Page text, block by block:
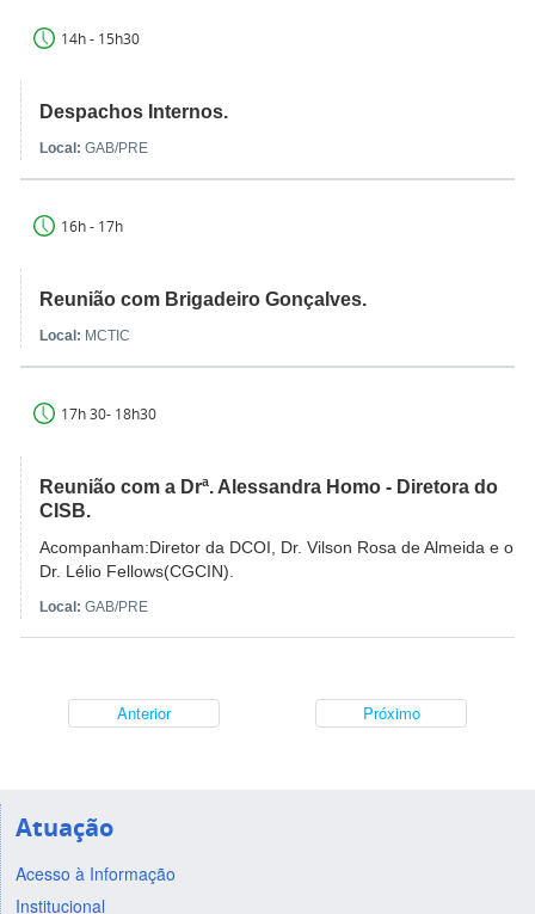
14h - 15h30
Despachos Internos.
Local: GAB/PRE
16h - 17h
Reunião com Brigadeiro Gonçalves.
Local: MCTIC
17h 30- 18h30
Reunião com a Drª. Alessandra Homo - Diretora do
CISB.
Acompanham:Diretor da DCOI, Dr. Vilson Rosa de Almeida e o
Dr. Lélio Fellows(CGCIN).
Local: GAB/PRE
Anterior Próximo
Atuação
Acesso à Informação
Institucional